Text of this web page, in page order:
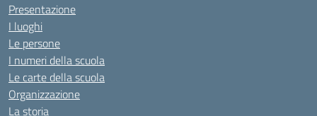
Presentazione
I luoghi
Le persone
I numeri della scuola
Le carte della scuola
Organizzazione
La storia